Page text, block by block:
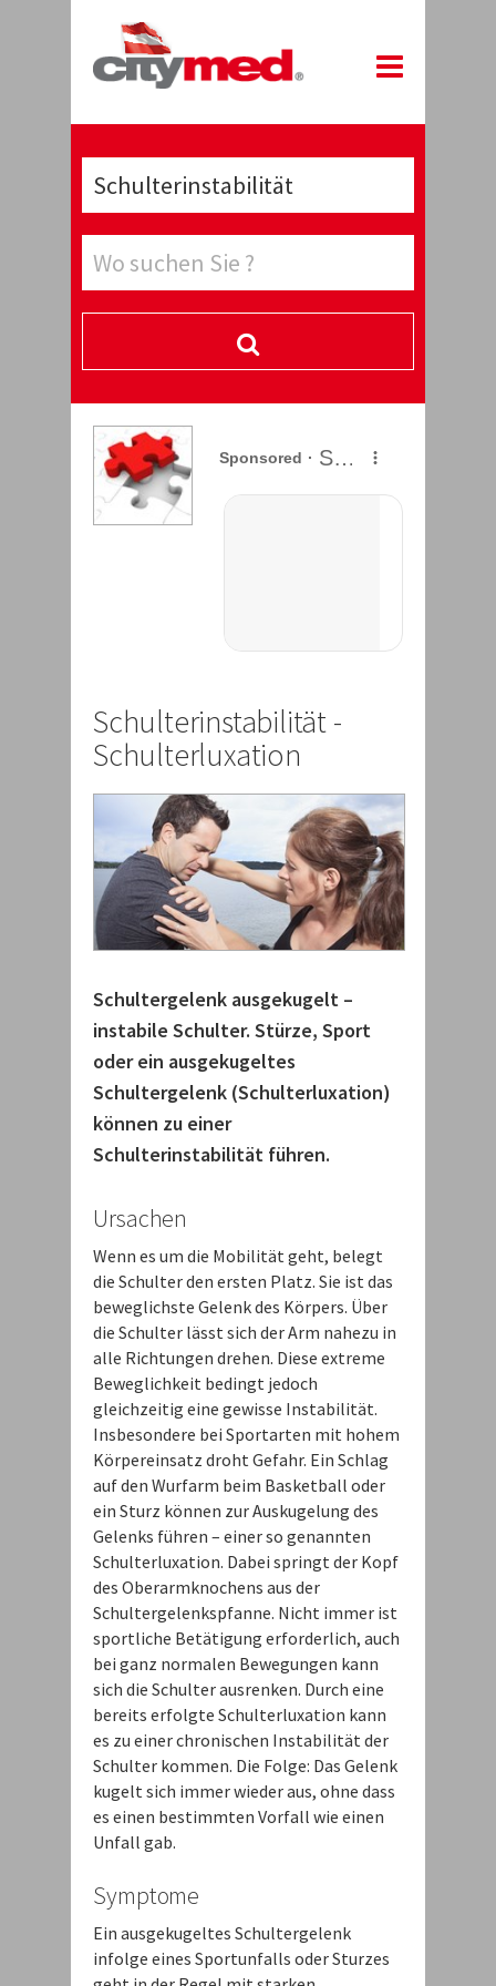
Schulterinstabilität -
Schulterluxation
Schultergelenk ausgekugelt –
instabile Schulter. Stürze, Sport
oder ein ausgekugeltes
Schultergelenk (Schulterluxation)
können zu einer
Schulterinstabilität führen.
Ursachen
Wenn es um die Mobilität geht, belegt
die Schulter den ersten Platz. Sie ist das
beweglichste Gelenk des Körpers. Über
die Schulter lässt sich der Arm nahezu in
alle Richtungen drehen. Diese extreme
Beweglichkeit bedingt jedoch
gleichzeitig eine gewisse Instabilität.
Insbesondere bei Sportarten mit hohem
Körpereinsatz droht Gefahr. Ein Schlag
auf den Wurfarm beim Basketball oder
ein Sturz können zur Auskugelung des
Gelenks führen – einer so genannten
Schulterluxation. Dabei springt der Kopf
des Oberarmknochens aus der
Schultergelenkspfanne. Nicht immer ist
sportliche Betätigung erforderlich, auch
bei ganz normalen Bewegungen kann
sich die Schulter ausrenken. Durch eine
bereits erfolgte Schulterluxation kann
es zu einer chronischen Instabilität der
Schulter kommen. Die Folge: Das Gelenk
kugelt sich immer wieder aus, ohne dass
es einen bestimmten Vorfall wie einen
Unfall gab.
Symptome
Ein ausgekugeltes Schultergelenk
infolge eines Sportunfalls oder Sturzes